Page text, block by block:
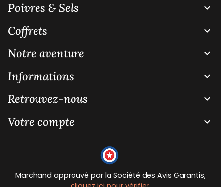
Poivres & Sels 
Coffrets 
Notre aventure 
Informations 
Retrouvez-nous 
Votre compte 
Marchand approuvé par la Société des Avis Garantis,